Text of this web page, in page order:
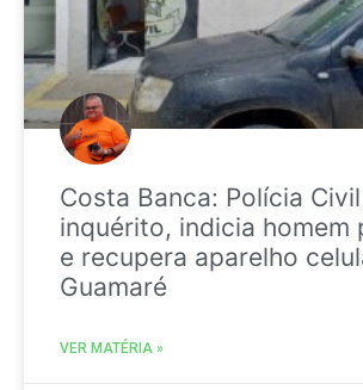
Costa Banca: Polícia
inquérito, indicia homem
e recupera aparelho
Guamaré
VER MATÉRIA »